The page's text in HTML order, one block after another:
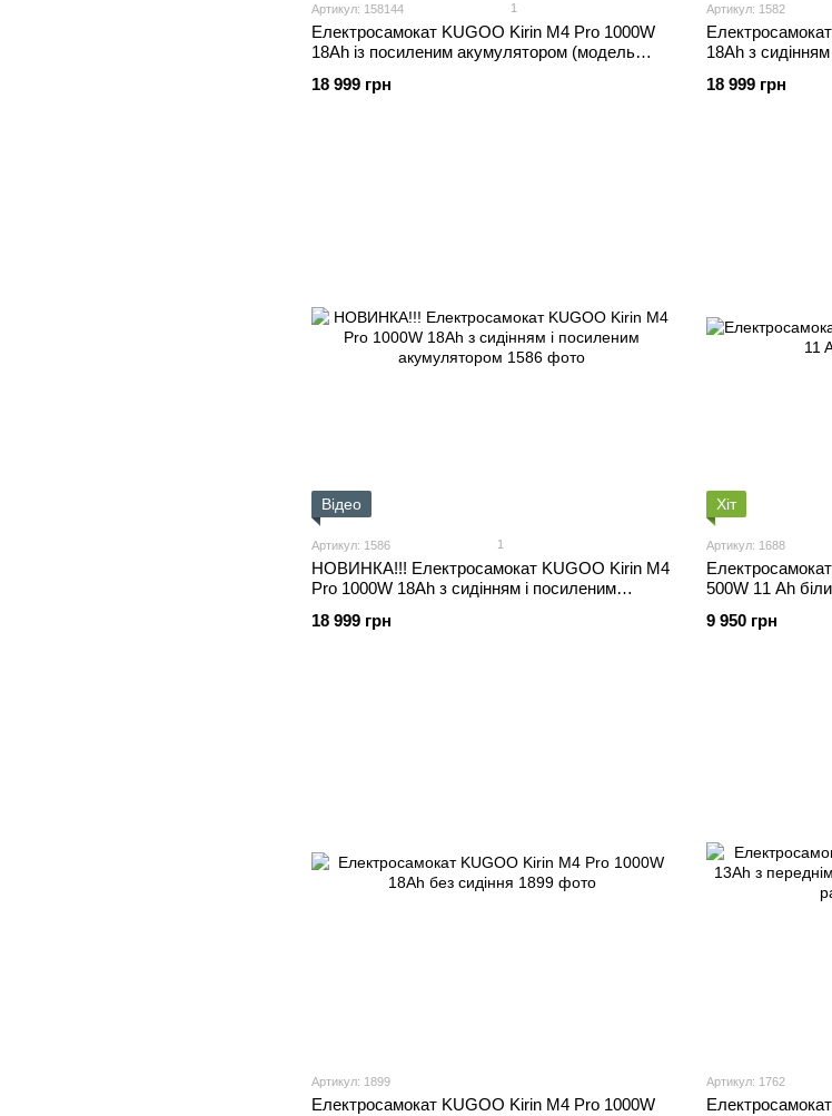
Артикул: 158144 1
Електросамокат KUGOO Kirin M4 Pro 1000W
18Ah із посиленим акумулятором (модель
18 999 грн
Артикул: 1582
18Ah з
18 999 грн
Відео
Артикул: 1586 1
НОВИНКА!!! Електросамокат KUGOO Kirin M4
Pro 1000W 18Ah з сидінням і посиленим
18 999 грн
Хіт
Артикул: 1688
500W 11 Ah
9 950 грн
Артикул: 1899
Електросамокат KUGOO Kirin M4 Pro 1000W
Артикул: 1762